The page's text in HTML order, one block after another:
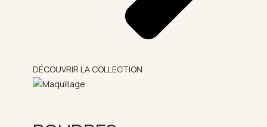
DÉCOUVRIR LA COLLECTION